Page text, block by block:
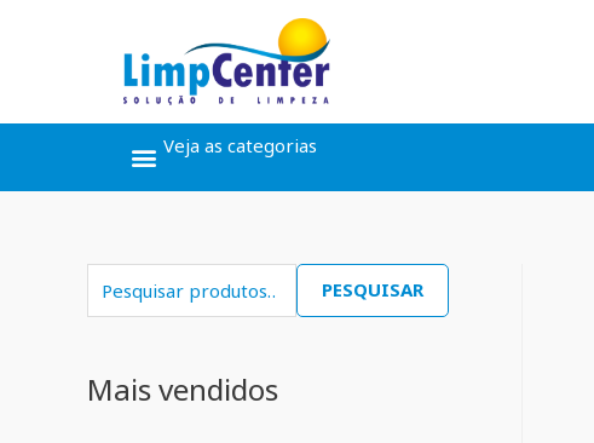
Veja as categorias
PESQUISAR
Mais vendidos